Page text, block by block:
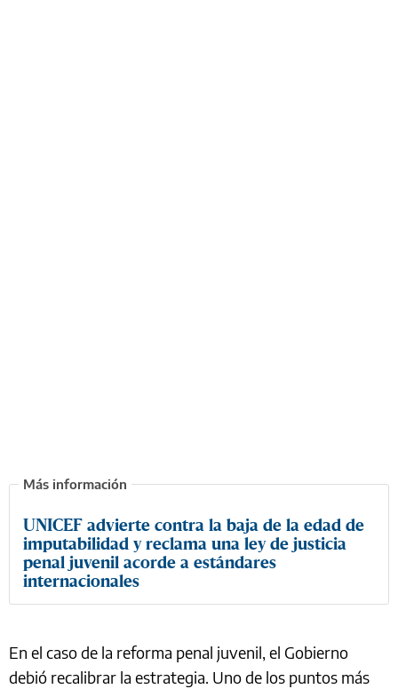
UNICEF advierte contra la baja de la edad de
imputabilidad y reclama una ley de justicia
penal juvenil acorde a estándares
internacionales
En el caso de la reforma penal juvenil, el Gobierno
debió recalibrar la estrategia. Uno de los puntos más